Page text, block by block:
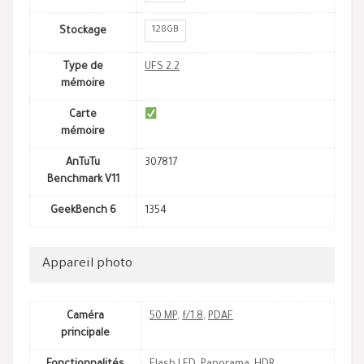
Stockage 128GB
Type de
mémoire
UFS 2.2
Carte
mémoire
AnTuTu
Benchmark V11
307817
GeekBench 6 1354
Appareil photo
Caméra
principale
50 MP, f/1.8, PDAF